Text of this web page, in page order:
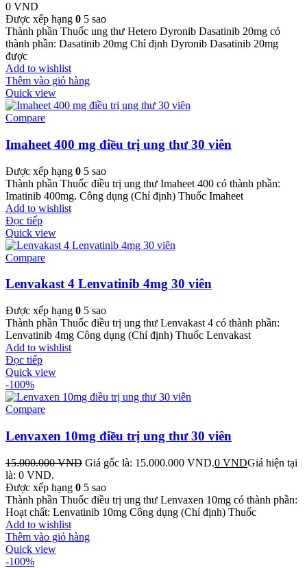
0 VND
Được xếp hạng 0 5 sao
Thành phần Thuốc ung thư Hetero Dyronib Dasatinib 20mg có
thành phần: Dasatinib 20mg Chỉ định Dyronib Dasatinib 20mg
được
Add to wishlist
Thêm vào giỏ hàng
Quick view
Compare
Imaheet 400 mg điều trị ung thư 30 viên
Được xếp hạng 0 5 sao
Thành phần Thuốc điều trị ung thư Imaheet 400 có thành phần:
Imatinib 400mg. Công dụng (Chỉ định) Thuốc Imaheet
Add to wishlist
Đọc tiếp
Quick view
Compare
Lenvakast 4 Lenvatinib 4mg 30 viên
Được xếp hạng 0 5 sao
Thành phần Thuốc điều trị ung thư Lenvakast 4 có thành phần:
Lenvatinib 4mg Công dụng (Chỉ định) Thuốc Lenvakast
Add to wishlist
Đọc tiếp
Quick view
-100%
Compare
Lenvaxen 10mg điều trị ung thư 30 viên
15.000.000VND Giá gốc là: 15.000.000 VND.0 VNDGiá hiện tại
là: 0 VND.
Được xếp hạng 0 5 sao
Thành phần Thuốc điều trị ung thư Lenvaxen 10mg có thành phần:
Hoạt chất: Lenvatinib 10mg Công dụng (Chỉ định) Thuốc
Add to wishlist
Thêm vào giỏ hàng
Quick view
-100%